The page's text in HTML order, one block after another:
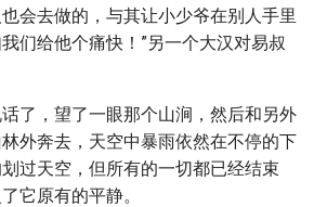
会去做的，与其让小少爷在别人手里
们给他个痛快！”另一个大汉对易叔
了，望了一眼那个山涧，然后和另外
外奔去，天空中暴雨依然在不停的下
过天空，但所有的一切都已经结束
它原有的平静。